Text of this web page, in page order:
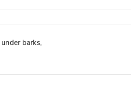
barks,